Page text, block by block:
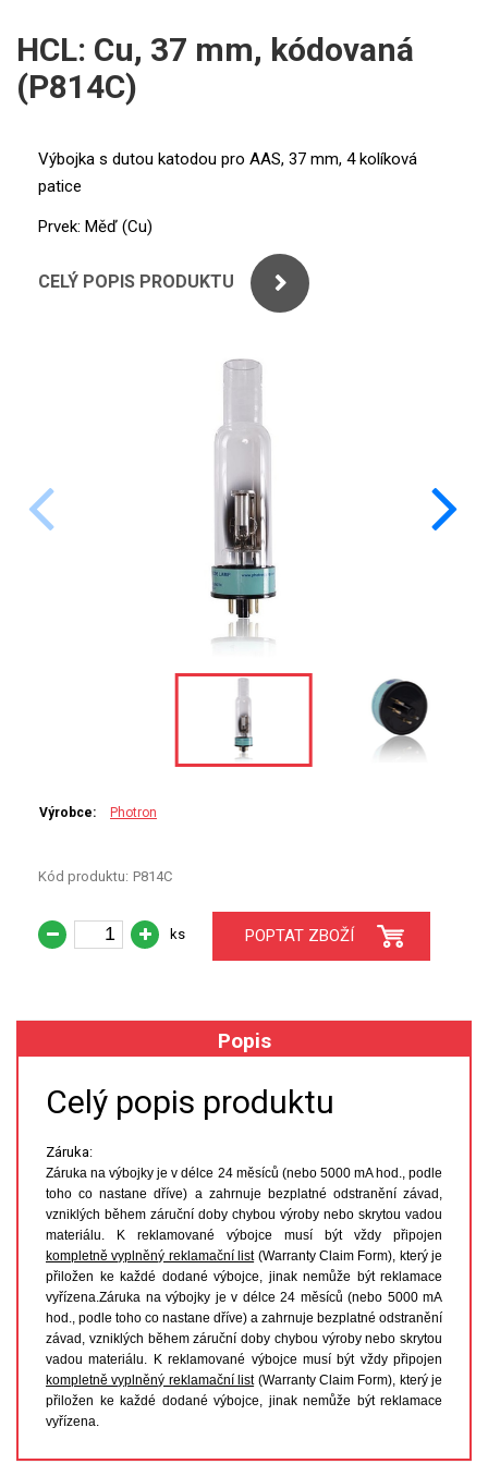
PERKINELMER
SHIMADZU
ANALYTIK JENA
STANDARDY
ANALYTIK JENA
HADIČKY
STANDARDY
SPECIÁLNÍ APLIKACE
XRF
VZORKOVNICE XRF
TAVENÍ
LISOVÁNÍ
STANDARDNÍ ROZTOKY A RM
UV-VIS FLUO
DETEKTORY HPLC
VÝBOJKY PRO UV/VIS
XRF
UV-VIS FLUO
Příprava vzorků
MS/SPM
HCL: Cu, 37 mm, kódovaná
(P814C)
Výbojka s dutou katodou pro AAS, 37 mm, 4 kolíková
patice
Prvek: Měď (Cu)
CELÝ POPIS PRODUKTU
Výrobce: Photron
Kód produktu: P814C
ks POPTAT ZBOŽÍ
Popis
Celý popis produktu
Záruka:
Záruka na výbojky je v délce 24 měsíců (nebo 5000 mA hod., podle
toho co nastane dříve) a zahrnuje bezplatné odstranění závad,
vzniklých během záruční doby chybou výroby nebo skrytou vadou
materiálu. K reklamované výbojce musí být vždy připojen
kompletně vyplněný reklamační list(Warranty Claim Form), který je
přiložen ke každé dodané výbojce, jinak nemůže být reklamace
vyřízena.Záruka na výbojky je v délce 24 měsíců (nebo 5000 mA
hod., podle toho co nastane dříve) a zahrnuje bezplatné odstranění
závad, vzniklých během záruční doby chybou výroby nebo skrytou
vadou materiálu. K reklamované výbojce musí být vždy připojen
kompletně vyplněný reklamační list(Warranty Claim Form), který je
přiložen ke každé dodané výbojce, jinak nemůže být reklamace
vyřízena.